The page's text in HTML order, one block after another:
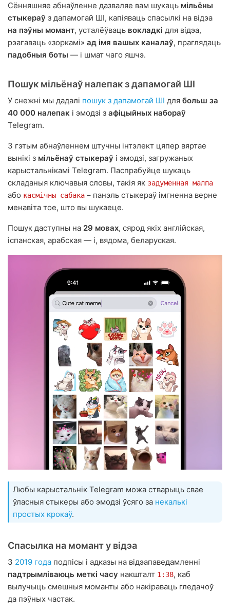
Сённяшняе абнаўленне дазваляе вам шукаць мільёны
стыкераў з дапамогай ШІ, капіяваць спасылкі на відэа
на пэўны момант, усталёўваць вокладкі для відэа,
рэагаваць «зоркамі» ад імя вашых каналаў, праглядаць
падобныя боты — і шмат чаго яшчэ.
Пошук мільёнаў налепак з дапамогай ШІ
У снежні мы дадалі пошук з дапамогай ШІ для больш за
40 000 налепак і эмодзі з афіцыйных набораў
Telegram.
З гэтым абнаўленнем штучны інтэлект цяпер вяртае
вынікі з мільёнаў стыкераў і эмодзі, загружаных
карыстальнікамі Telegram. Паспрабуйце шукаць
складаныя ключавыя словы, такія як задуменная малпа
або касмічны сабака – панэль стыкераў імгненна верне
менавіта тое, што вы шукаеце.
Пошук даступны на 29 мовах, сярод якіх англійская,
іспанская, арабская — і, вядома, беларуская.
Любы карыстальнік Telegram можа стварыць свае
ўласныя стыкеры або эмодзі ўсяго за некалькі
простых крокаў.
Спасылка на момант у відэа
З 2019 года подпісы і адказы на відэапаведамленні
падтрымліваюць меткі часу накшталт 1:38, каб
вылучыць смешныя моманты або накіраваць гледачоў
да пэўных частак.